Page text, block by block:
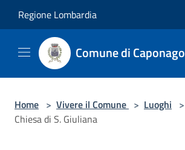
Regione Lombardia
Comune di Caponago
Home > Vivere il Comune > Luoghi >
Chiesa di S. Giuliana